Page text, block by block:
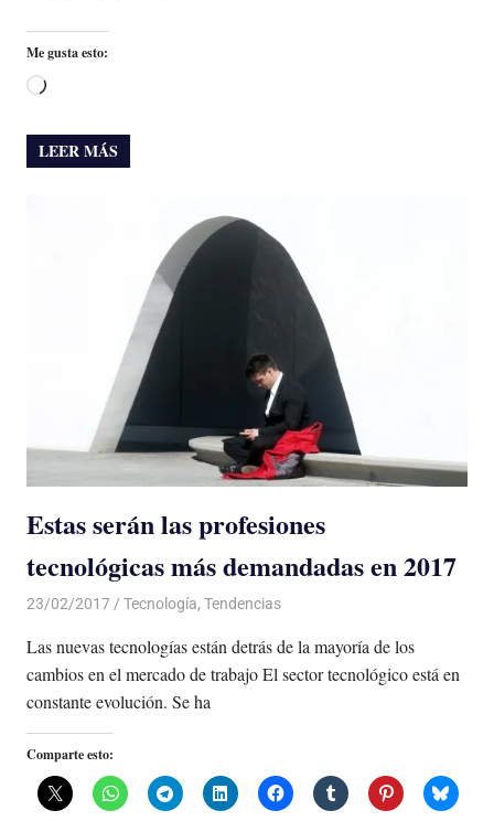
Me gusta esto:
Cargando...
LEER MÁS
Estas serán las profesiones
tecnológicas más demandadas en 2017
23/02/2017 Luis Castellanos
Tecnología, Tendencias
Las nuevas tecnologías están detrás de la mayoría de los
cambios en el mercado de trabajo El sector tecnológico está en
constante evolución. Se ha
Comparte esto: